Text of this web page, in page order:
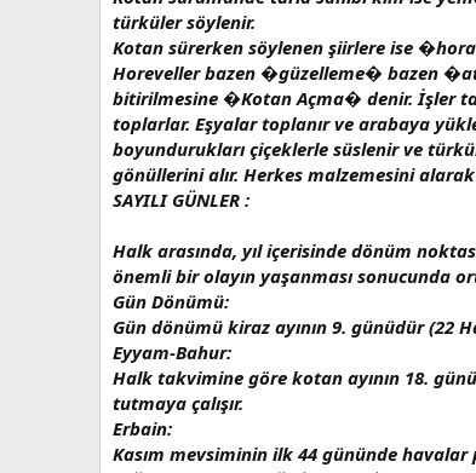
türküler söylenir.
Kotan sürerken söylenen şiirlere ise
Horeveller bazen �güzelleme� bazen
bitirilmesine �Kotan Açma� denir. İşler
toplarlar. Eşyalar toplanır ve arabaya
boyundurukları çiçeklerle süslenir ve
gönüllerini alır. Herkes malzemesini
SAYILI GÜNLER :
Halk arasında, yıl içerisinde dönüm
önemli bir olayın yaşanması sonucunda
Gün Dönümü:
Gün dönümü kiraz ayının 9. günüdür (22
Eyyam-Bahur:
Halk takvimine göre kotan ayının 18.
tutmaya çalışır.
Erbain:
Kasım mevsiminin ilk 44 gününde